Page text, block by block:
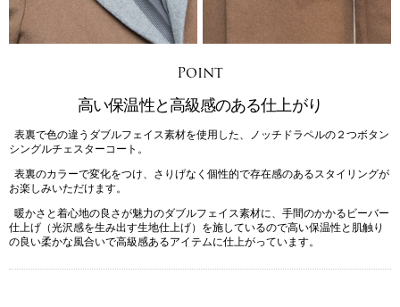
Point
高い保温性と高級感のある仕上がり
表裏で色の違うダブルフェイス素材を使用した、ノッチドラペルの２つボタン
シングルチェスターコート。
表裏のカラーで変化をつけ、さりげなく個性的で存在感のあるスタイリングが
お楽しみいただけます。
暖かさと着心地の良さが魅力のダブルフェイス素材に、手間のかかるビーバー
仕上げ（光沢感を生み出す生地仕上げ）を施しているので高い保温性と肌触り
の良い柔かな風合いで高級感あるアイテムに仕上がっています。